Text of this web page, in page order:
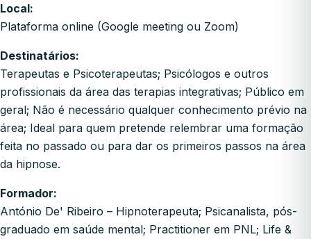
Local:
Plataforma online (Google meeting ou Zoom)
Destinatários:
Terapeutas e Psicoterapeutas; Psicólogos e outros
profissionais da área das terapias integrativas; Público em
geral; Não é necessário qualquer conhecimento prévio na
área; Ideal para quem pretende relembrar uma formação
feita no passado ou para dar os primeiros passos na área
da hipnose.
Formador:
António De' Ribeiro – Hipnoterapeuta; Psicanalista, pós-
graduado em saúde mental; Practitioner em PNL; Life &